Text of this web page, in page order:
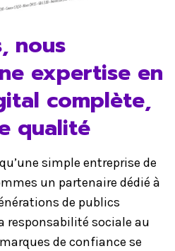
nous
expertise en
complète,
qualité
simple entreprise de
un partenaire dédié à
de publics
responsabilité sociale au
de confiance se